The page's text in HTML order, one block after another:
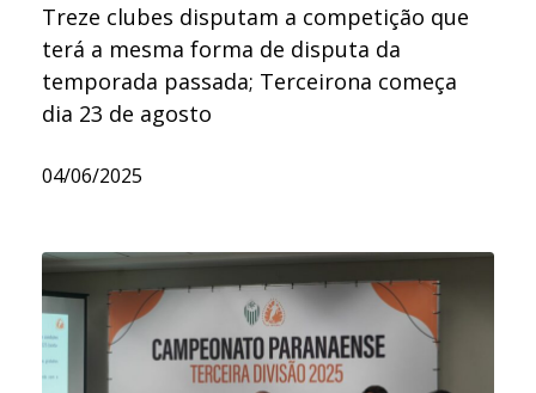
Treze clubes disputam a competição que
terá a mesma forma de disputa da
temporada passada; Terceirona começa
dia 23 de agosto
04/06/2025